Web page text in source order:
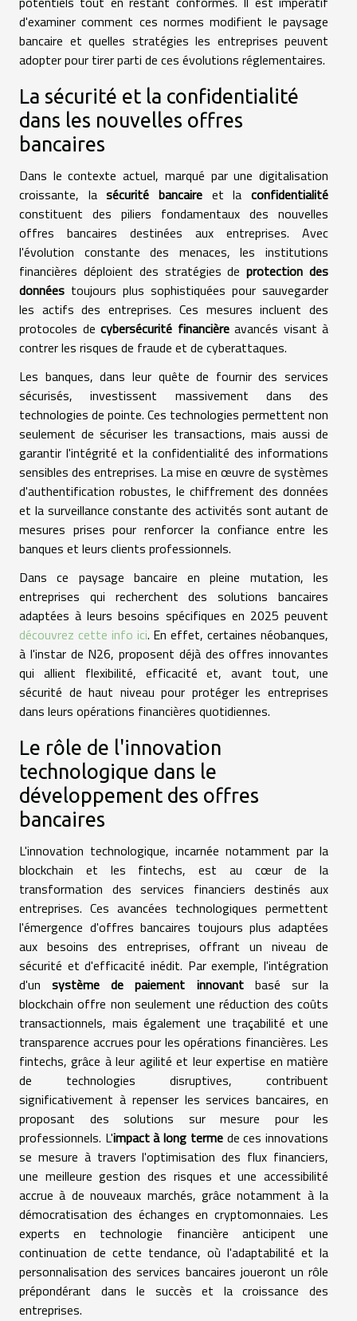
d'examiner comment ces normes modifient le paysage
bancaire et quelles stratégies les entreprises peuvent
adopter pour tirer parti de ces évolutions réglementaires.
La sécurité et la confidentialité
dans les nouvelles offres
bancaires
Dans le contexte actuel, marqué par une digitalisation
croissante, lasécurité bancaire et laconfidentialité
constituent des piliers fondamentaux des nouvelles
offres bancaires destinées aux entreprises. Avec
l'évolution constante des menaces, les institutions
financières déploient des stratégies deprotection des
données toujours plus sophistiquées pour sauvegarder
les actifs des entreprises. Ces mesures incluent des
protocoles de cybersécurité financièreavancés visant à
contrer les risques de fraude et de cyberattaques.
Les banques, dans leur quête de fournir des services
sécurisés, investissent massivement dans des
technologies de pointe. Ces technologies permettent non
seulement de sécuriser les transactions, mais aussi de
garantir l'intégrité et la confidentialité des informations
sensibles des entreprises. La mise en œuvre de systèmes
d'authentification robustes, le chiffrement des données
et la surveillance constante des activités sont autant de
mesures prises pour renforcer la confiance entre les
banques et leurs clients professionnels.
Dans ce paysage bancaire en pleine mutation, les
entreprises qui recherchent des solutions bancaires
adaptées à leurs besoins spécifiques en 2025 peuvent
découvrez cette info ici. En effet, certaines néobanques,
à l'instar de N26, proposent déjà des offres innovantes
qui allient flexibilité, efficacité et, avant tout, une
sécurité de haut niveau pour protéger les entreprises
dans leurs opérations financières quotidiennes.
Le rôle de l'innovation
technologique dans le
développement des offres
bancaires
L'innovation technologique, incarnée notamment par la
blockchain et les fintechs, est au cœur de la
transformation des services financiers destinés aux
entreprises. Ces avancées technologiques permettent
l'émergence d'offres bancaires toujours plus adaptées
aux besoins des entreprises, offrant un niveau de
sécurité et d'efficacité inédit. Par exemple, l'intégration
d'unsystème de paiement innovantbasé sur la
blockchain offre non seulement une réduction des coûts
transactionnels, mais également une traçabilité et une
transparence accrues pour les opérations financières. Les
fintechs, grâce à leur agilité et leur expertise en matière
de technologies disruptives, contribuent
significativement à repenser les services bancaires, en
proposant des solutions sur mesure pour les
professionnels. L'impact à long termede ces innovations
se mesure à travers l'optimisation des flux financiers,
une meilleure gestion des risques et une accessibilité
accrue à de nouveaux marchés, grâce notamment à la
démocratisation des échanges en cryptomonnaies. Les
experts en technologie financière anticipent une
continuation de cette tendance, où l'adaptabilité et la
personnalisation des services bancaires joueront un rôle
prépondérant dans le succès et la croissance des
entreprises.